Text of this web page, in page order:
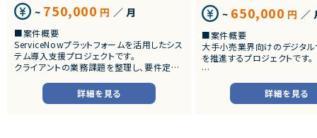
~ 750,000 円 ／ 月
■案件概要
ServiceNowプラットフォームを活用したシス
テム導入支援プロジェクトです。
クライアントの業務課題を整理し、要件定義
だきます。
詳細を見る
~ 650,000 円 ／
■案件概要
大手小売業界向けのデジタ
を推進するプロジェクトです。
■プロダクトやサービスの概
・店舗向けスマホアプリおよ
システムの継続的なエンハ
詳細を見る